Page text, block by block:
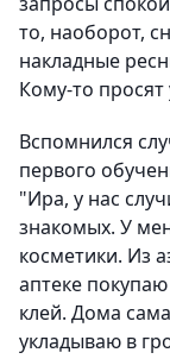
то, наоборот,
накладные
Кому-то
Вспомнился
первого
"Ира, у нас
знакомых. У
косметики. Из
аптеке
клей. Дома
укладываю в